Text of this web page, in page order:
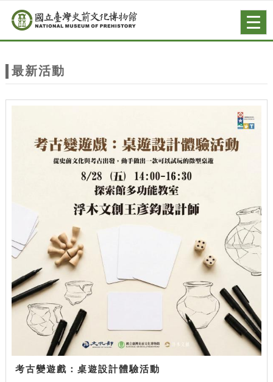
站
主
跳到主要內容
網站導覽
最新活動
考古變遊戲：桌遊設計體驗活動